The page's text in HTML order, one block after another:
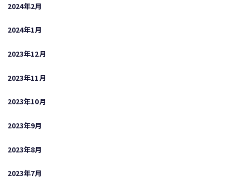
2024年2月
2024年1月
2023年12月
2023年11月
2023年10月
2023年9月
2023年8月
2023年7月